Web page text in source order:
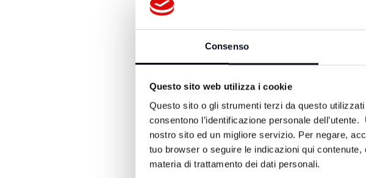
Consenso
Questo sito web utilizza i cookie
Questo sito o gli strumenti terzi da questo
consentono l’identificazione personale
nostro sito ed un migliore servizio. Per negare,
tuo browser o seguire le indicazioni qui
materia di trattamento dei dati personali.
ALTRE NOTIZIE DI POLITICA